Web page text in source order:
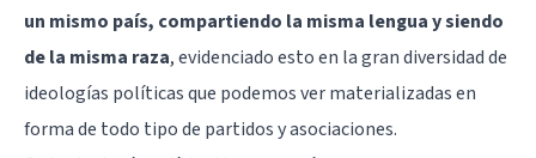
un mismo país, compartiendo la misma lengua y siendo
de la misma raza, evidenciado esto en la gran diversidad de
ideologías políticas que podemos ver materializadas en
forma de todo tipo de partidos y asociaciones.